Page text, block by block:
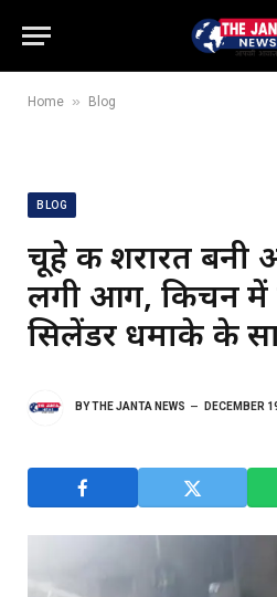
Home » Blog
BLOG
चूहे की शरारत
लगी आग, किचन में
सिलेंडर धमाके के
BYTHE JANTA NEWS DECEMBER